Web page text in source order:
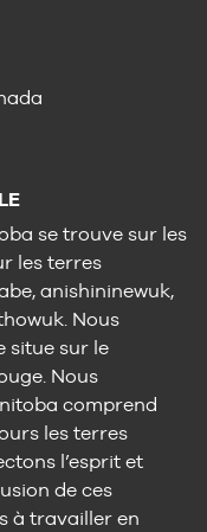
se trouve sur les
les terres
anishininewuk,
Nous
situe sur le
Nous
comprend
les terres
l’esprit et
de ces
à travailler en